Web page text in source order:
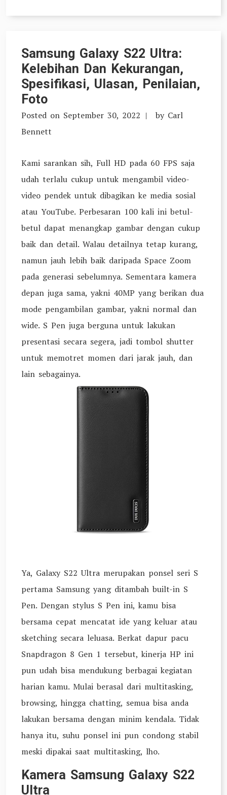
Samsung Galaxy S22 Ultra:
Kelebihan Dan Kekurangan,
Spesifikasi, Ulasan, Penilaian,
Foto
Posted on September 30, 2022 by Carl
Bennett
Kami sarankan sih, Full HD pada 60 FPS saja
udah terlalu cukup untuk mengambil video-
video pendek untuk dibagikan ke media sosial
atau YouTube. Perbesaran 100 kali ini betul-
betul dapat menangkap gambar dengan cukup
baik dan detail. Walau detailnya tetap kurang,
namun jauh lebih baik daripada Space Zoom
pada generasi sebelumnya. Sementara kamera
depan juga sama, yakni 40MP yang berikan dua
mode pengambilan gambar, yakni normal dan
wide. S Pen juga berguna untuk lakukan
presentasi secara segera, jadi tombol shutter
untuk memotret momen dari jarak jauh, dan
lain sebagainya.
Ya, Galaxy S22 Ultra merupakan ponsel seri S
pertama Samsung yang ditambah built-in S
Pen. Dengan stylus S Pen ini, kamu bisa
bersama cepat mencatat ide yang keluar atau
sketching secara leluasa. Berkat dapur pacu
Snapdragon 8 Gen 1 tersebut, kinerja HP ini
pun udah bisa mendukung berbagai kegiatan
harian kamu. Mulai berasal dari multitasking,
browsing, hingga chatting, semua bisa anda
lakukan bersama dengan minim kendala. Tidak
hanya itu, suhu ponsel ini pun condong stabil
meski dipakai saat multitasking, lho.
Kamera Samsung Galaxy S22
Ultra